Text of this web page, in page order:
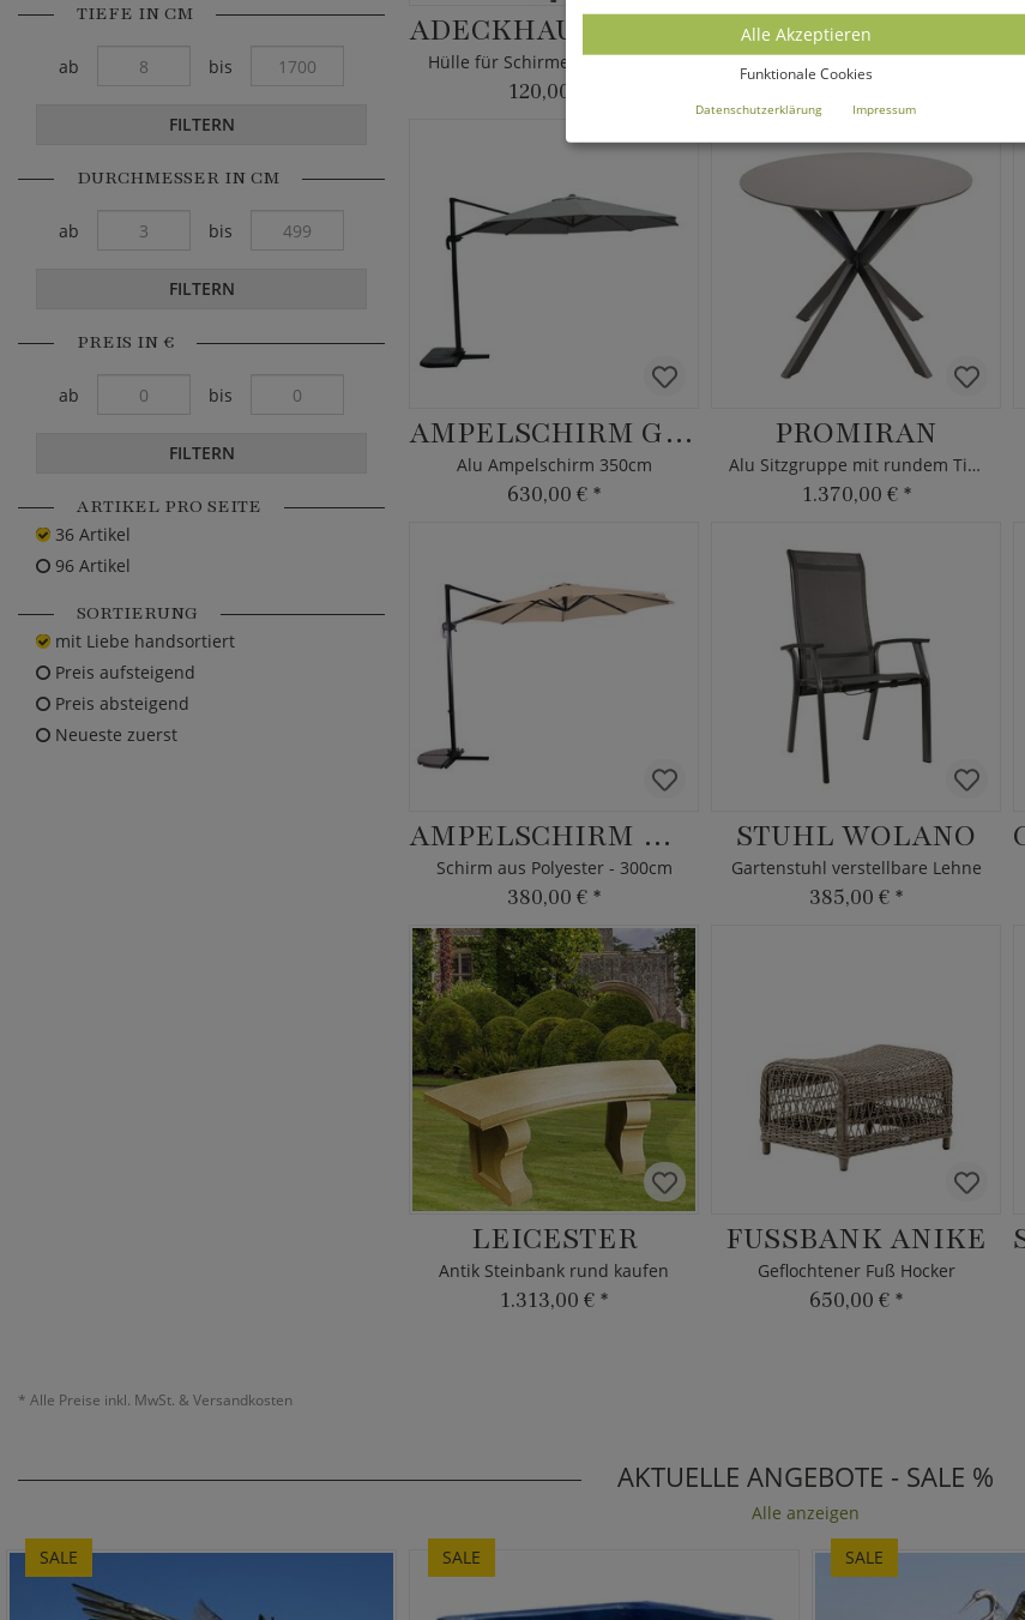
Hülle für Schirme 230x30/57cm
120,00 €
Alpin Baumstammstuhl aus Holz - Ländliches Alm Design
AMPELSCHIRM GERONDO
Alu Ampelschirm 350cm
630,00 € *
PROMIRAN
Alu Sitzgruppe mit rundem Tisch
1.370,00 € *
AMPELSCHIRM WUKET
Schirm aus Polyester - 300cm
380,00 € *
STUHL WOLANO
Gartenstuhl verstellbare Lehne
385,00 € *
LEICESTER
Antik Steinbank rund kaufen
1.313,00 € *
FUSSBANK ANIKE
Geflochtener Fuß Hocker
650,00 € *
TIEFE IN CM
ab bis
FILTERN
DURCHMESSER IN CM
ab bis
FILTERN
PREIS IN €
ab bis
FILTERN
ARTIKEL PRO SEITE
36 Artikel
96 Artikel
SORTIERUNG
mit Liebe handsortiert
Preis aufsteigend
Preis absteigend
Neueste zuerst
* Alle Preise inkl. MwSt. & Versandkosten
AKTUELLE ANGEBOTE - SALE %
Alle anzeigen
SALE
SALE SALE
Alle Akzeptieren
Funktionale Cookies
Datenschutzerklärung Impressum